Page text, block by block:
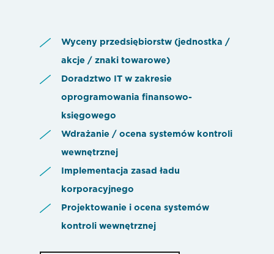
Wyceny przedsiębiorstw (jednostka /
akcje / znaki towarowe)
Doradztwo IT w zakresie
oprogramowania finansowo-
księgowego
Wdrażanie / ocena systemów kontroli
wewnętrznej
Implementacja zasad ładu
korporacyjnego
Projektowanie i ocena systemów
kontroli wewnętrznej